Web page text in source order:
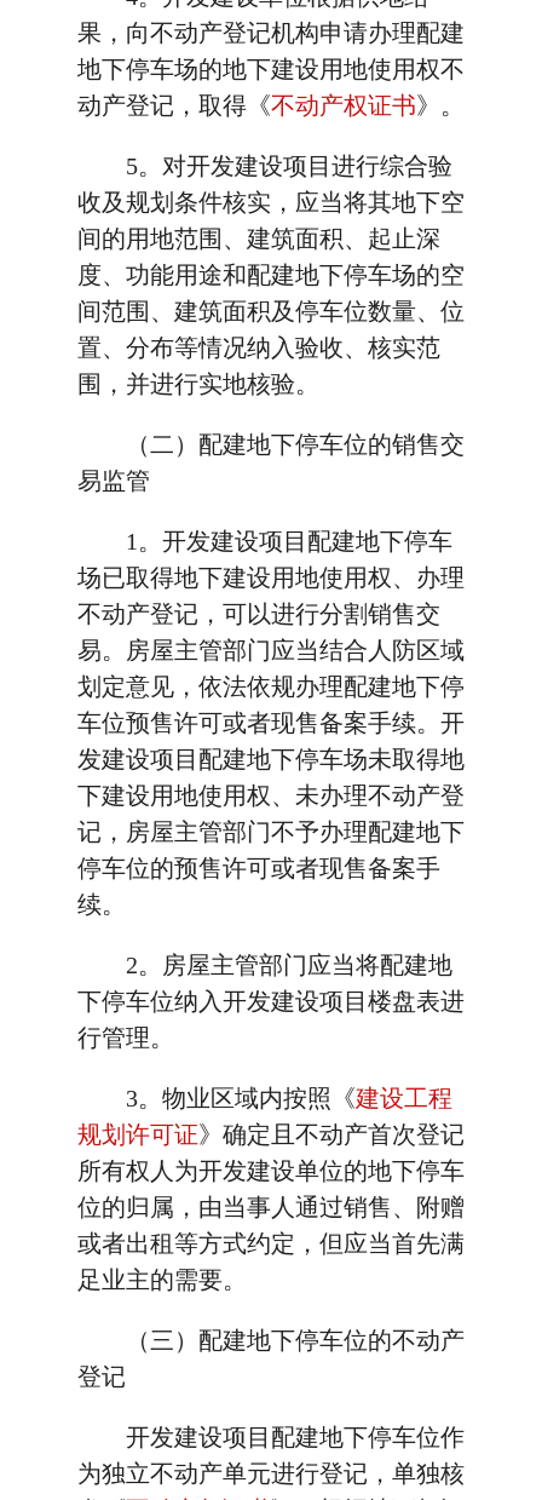
果，向不动产登记机构申请办理配建
地下停车场的地下建设用地使用权不
动产登记，取得《不动产权证书》。
5。对开发建设项目进行综合验
收及规划条件核实，应当将其地下空
间的用地范围、建筑面积、起止深
度、功能用途和配建地下停车场的空
间范围、建筑面积及停车位数量、位
置、分布等情况纳入验收、核实范
围，并进行实地核验。
（二）配建地下停车位的销售交
易监管
1。开发建设项目配建地下停车
场已取得地下建设用地使用权、办理
不动产登记，可以进行分割销售交
易。房屋主管部门应当结合人防区域
划定意见，依法依规办理配建地下停
车位预售许可或者现售备案手续。开
发建设项目配建地下停车场未取得地
下建设用地使用权、未办理不动产登
记，房屋主管部门不予办理配建地下
停车位的预售许可或者现售备案手
续。
2。房屋主管部门应当将配建地
下停车位纳入开发建设项目楼盘表进
行管理。
3。物业区域内按照《建设工程
规划许可证》确定且不动产首次登记
所有权人为开发建设单位的地下停车
位的归属，由当事人通过销售、附赠
或者出租等方式约定，但应当首先满
足业主的需要。
（三）配建地下停车位的不动产
登记
开发建设项目配建地下停车位作
为独立不动产单元进行登记，单独核